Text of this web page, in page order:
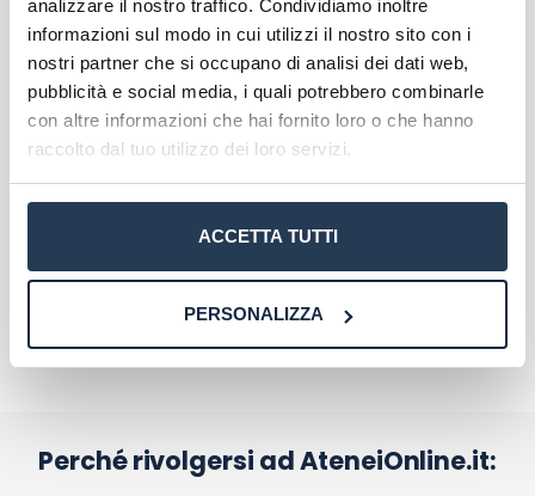
analizzare il nostro traffico. Condividiamo inoltre
informazioni sul modo in cui utilizzi il nostro sito con i
nostri partner che si occupano di analisi dei dati web,
pubblicità e social media, i quali potrebbero combinarle
con altre informazioni che hai fornito loro o che hanno
raccolto dal tuo utilizzo dei loro servizi.
ACCETTA TUTTI
PERSONALIZZA
e all'uso dei big data. Per maggiori
informazioni può contattare i nostri
Orientatori compilando il form a questo
link
AteneiOnline 23 Luglio 2024 Quote
La tua email sarà utilizzata per comunicarti se qualcuno risponde al tuo commento
Perché rivolgersi ad AteneiOnline.it: